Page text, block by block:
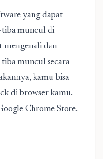
yang dapat
muncul di
mengenali dan
muncul secara
kamu bisa
di browser kamu.
Chrome Store.